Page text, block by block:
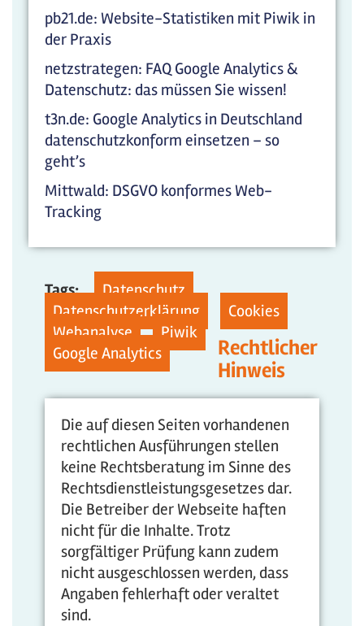
pb21.de: Website-Statistiken mit Piwik in
der Praxis
netzstrategen: FAQ Google Analytics &
Datenschutz: das müssen Sie wissen!
t3n.de: Google Analytics in Deutschland
datenschutzkonform einsetzen – so
geht’s
Mittwald: DSGVO konformes Web-
Tracking
Tags:
Datenschutz
Datenschutzerklärung
Cookies
Webanalyse
Piwik
Google Analytics
Rechtlicher
Hinweis
Die auf diesen Seiten vorhandenen
rechtlichen Ausführungen stellen
keine Rechtsberatung im Sinne des
Rechtsdienstleistungsgesetzes dar.
Die Betreiber der Webseite haften
nicht für die Inhalte. Trotz
sorgfältiger Prüfung kann zudem
nicht ausgeschlossen werden, dass
Angaben fehlerhaft oder veraltet
sind.